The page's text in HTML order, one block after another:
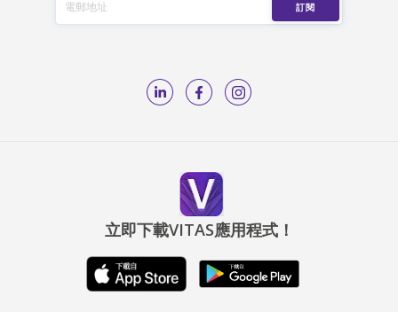
立即下載VITAS應用程式！